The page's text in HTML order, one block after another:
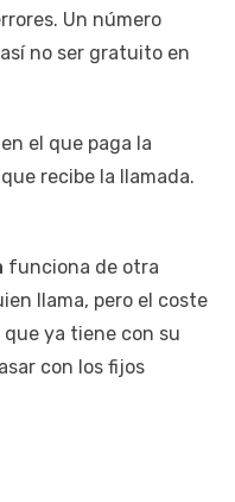
Un número
no ser gratuito en
el que paga la
recibe la llamada.
funciona de otra
llama, pero el coste
ya tiene con su
con los fijos